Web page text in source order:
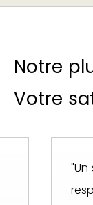
Notre
Votre